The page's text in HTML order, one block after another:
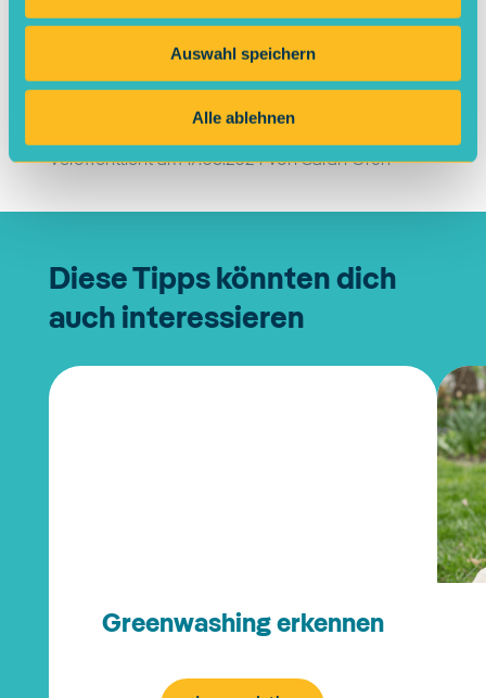
Auswahl speichern
Alle ablehnen
Tipp teilen
Veröffentlicht am17.06.2024vonSarah Grün
Diese Tipps könnten dich
auch interessieren
Greenwashing erkennen